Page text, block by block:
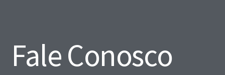
Fale Conosco